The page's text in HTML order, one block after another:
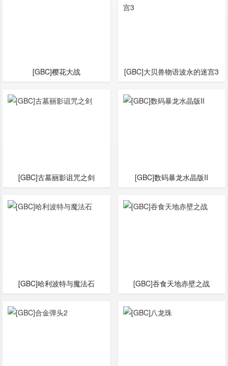
[GBC]樱花大战 [GBC]大贝兽物语波永的迷宫3
[GBC]古墓丽影诅咒之剑 [GBC]数码暴龙水晶版II
[GBC]哈利波特与魔法石 [GBC]吞食天地赤壁之战